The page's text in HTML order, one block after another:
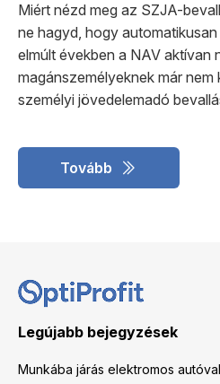
Miért nézd meg az SZJA-
ne hagyd, hogy
elmúlt években a NAV aktívan
magánszemélyeknek már nem
személyi jövedelemadó
Tovább
Legújabb bejegyzések
Munkába járás elektromos autóval